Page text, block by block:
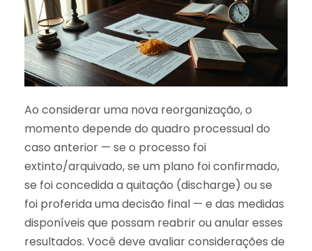
Ao considerar uma nova reorganização, o
momento depende do quadro processual do
caso anterior — se o processo foi
extinto/arquivado, se um plano foi confirmado,
se foi concedida a quitação (discharge) ou se
foi proferida uma decisão final — e das medidas
disponíveis que possam reabrir ou anular esses
resultados. Você deve avaliar considerações de